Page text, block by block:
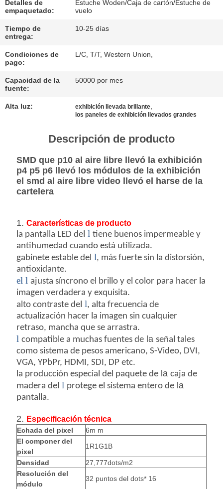
CASOS
CHATEA
AHORA
SITIO
POLÍTICA
PRIVACIDAD
Detalles de
empaquetado:
Estuche Woden/Caja de cartón/Estuche de
vuelo
Tiempo de
entrega:
10-25 días
Condiciones de
pago:
L/C, T/T, Western Union,
Capacidad de la
fuente:
50000 por mes
Alta luz: exhibición llevada brillante
los paneles de exhibición llevados grandes
Descripción de producto
SMD que p10 al aire libre llevó la exhibición
p4 p5 p6 llevó los módulos de la exhibición
el smd al aire libre video llevó el harse de la
cartelera
1. Características de producto
la pantalla LED del l tiene buenos impermeable y
antihumedad cuando está utilizada.
gabinete estable del l, más fuerte sin la distorsión,
antioxidante.
el l ajusta síncrono el brillo y el color para hacer la
imagen verdadera y exquisita.
alto contraste del l, alta frecuencia de
actualización hacer la imagen sin cualquier
retraso, mancha que se arrastra.
l compatible a muchas fuentes dela señal tales
como sistema de pesos americano, S-Video, DVI,
VGA, YPbPr, HDMI, SDI, DP etc.
la producción especial del paquete dela caja de
madera del l protege el sistema entero dela
pantalla.
2. Especificación técnica
Echada del pixel
6m m
El componer del
pixel
1R1G1B
Densidad
27,777dots/m2
Resolución del
módulo
32 puntos del dots* 16